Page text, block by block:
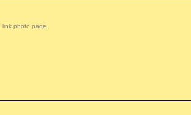
link photo page